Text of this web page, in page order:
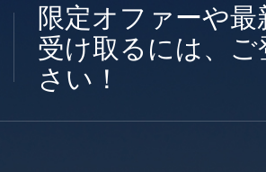
限定オファーや最
受け取るには、ご
さい！